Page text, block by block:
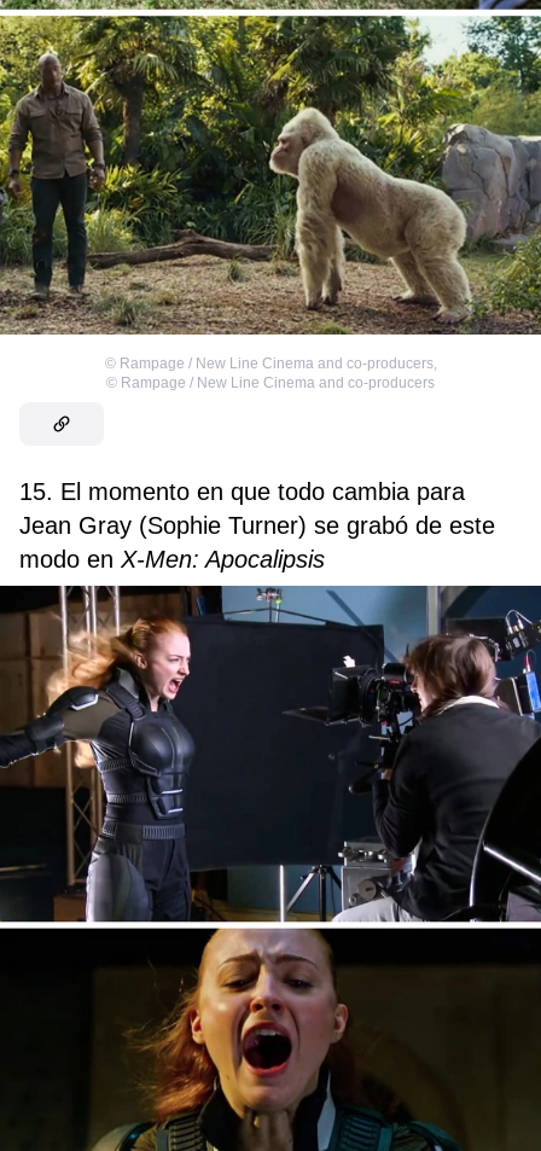
© Rampage / New Line Cinema and co-producers,
© Rampage / New Line Cinema and co-producers
15. El momento en que todo cambia para
Jean Gray (Sophie Turner) se grabó de este
modo en X-Men: Apocalipsis